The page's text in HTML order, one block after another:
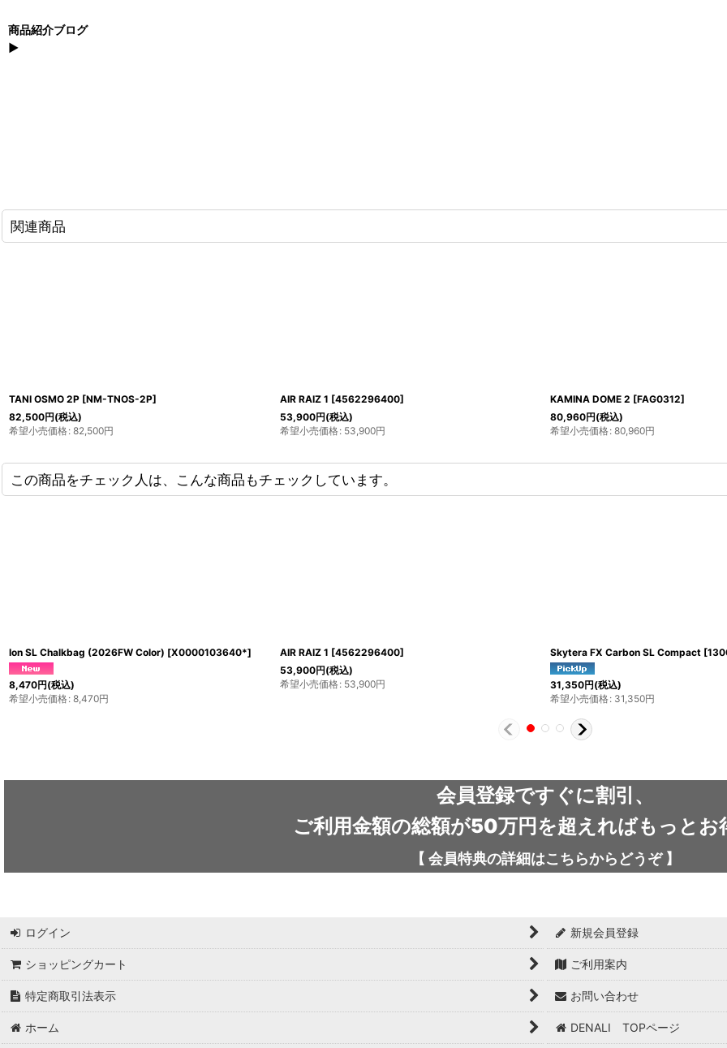
商品紹介ブログ
▶
関連商品
TANI OSMO 2P [NM-TNOS-2P]
82,500円(税込)
希望小売価格: 82,500円
AIR RAIZ 1 [4562296400]
53,900円(税込)
希望小売価格: 53,900円
KAMINA DOME 2 [FAG0312]
80,960円(税込)
希望小売価格: 80,960円
この商品をチェック人は、こんな商品もチェックしています。
Sm'D SL [M39A SL]
2,970円(税込)
希望小売価格: 2,970
AX-79 ( ver.3.1) [4580651693067
52,800円(税込)
KAMINA DOME 1 [FAG0311]
73,810円(税込)
希望小売価格: 73,810
会員登録ですぐに割引、
ご利用金額の総額が50万円を超えればもっとお
【 会員特典の詳細はこちらから どうぞ】
ログイン 新規会員登録
ショッピングカート ご利用案内
特定商取引法表示 お問い合わせ
ホーム DENALI TOPページ